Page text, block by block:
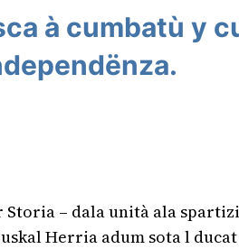
à cumbatù y
Storia – dala unità ala
Herria adum sota l ducat